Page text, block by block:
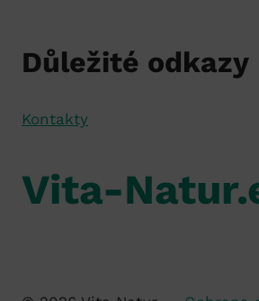
Důležité odkazy
Kontakty
Vita-